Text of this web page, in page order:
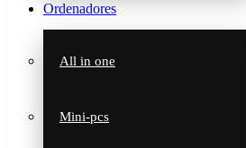
Ordenadores
All in one
Mini-pcs